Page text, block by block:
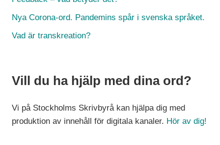
Nya Corona-ord. Pandemins spår i svenska språket.
Vad är transkreation?
Vill du ha hjälp med dina ord?
Vi på Stockholms Skrivbyrå kan hjälpa dig med
produktion av innehåll för digitala kanaler. Hör av dig!